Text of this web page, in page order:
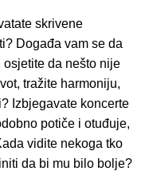
skrivene
Događa vam se da
da nešto nije
tražite harmoniju,
Izbjegavate koncerte
potiče i otuđuje,
vidite nekoga tko
da bi mu bilo bolje?